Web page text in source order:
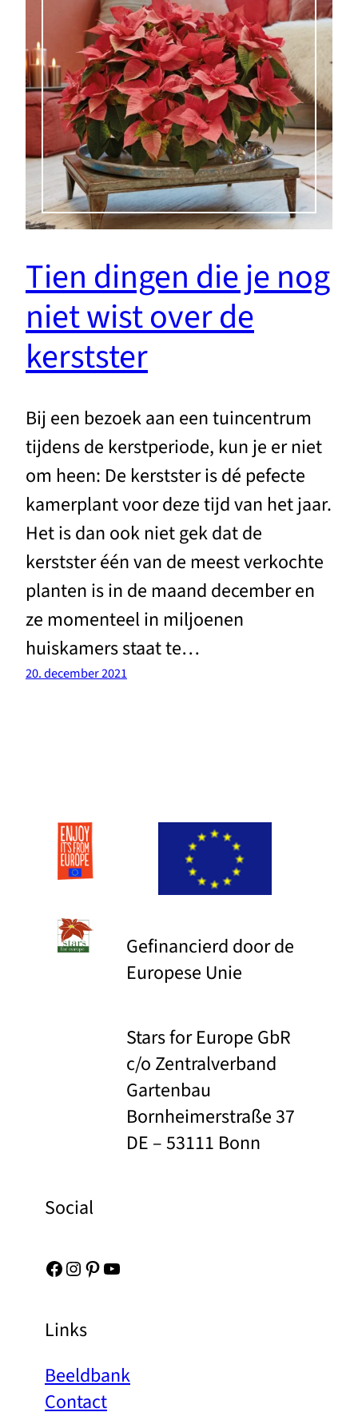
Tien dingen die je nog
niet wist over de
kerstster
Bij een bezoek aan een tuincentrum
tijdens de kerstperiode, kun je er niet
om heen: De kerstster is dé pefecte
kamerplant voor deze tijd van het jaar.
Het is dan ook niet gek dat de
kerstster één van de meest verkochte
planten is in de maand december en
ze momenteel in miljoenen
huiskamers staat te…
20. december 2021
Gefinancierd door de
Europese Unie
Stars for Europe GbR
c/o Zentralverband
Gartenbau
Bornheimerstraße 37
DE – 53111 Bonn
Social
Facebook Instagram Pinterest YouTube
Links
Beeldbank
Contact